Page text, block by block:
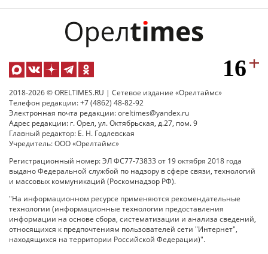
2018-2026 © ORELTIMES.RU | Сетевое издание «Орелтаймс»
Телефон редакции: +7 (4862) 48-82-92
Электронная почта редакции: oreltimes@yandex.ru
Адрес редакции: г. Орел, ул. Октябрьская, д.27, пом. 9
Главный редактор: Е. Н. Годлевская
Учредитель: ООО «Орелтаймс»
Регистрационный номер: ЭЛ ФС77-73833 от 19 октября 2018 года
выдано Федеральной службой по надзору в сфере связи, технологий
и массовых коммуникаций (Роскомнадзор РФ).
"На информационном ресурсе применяются рекомендательные
технологии (информационные технологии предоставления
информации на основе сбора, систематизации и анализа сведений,
относящихся к предпочтениям пользователей сети "Интернет",
находящихся на территории Российской Федерации)".